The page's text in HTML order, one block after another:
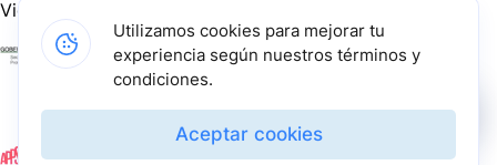
Vigilado por:
Gracias a nuestros impulsadores, podemos presentarte la
solución tecnológica más avanzada para resolver los
desafíos farmacéuticos de la actualidad.
Utilizamos cookies para mejorar tu
experiencia según nuestros términos y
condiciones.
Aceptar cookies